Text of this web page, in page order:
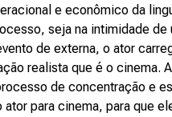
e econômico da
seja na intimidade
de externa, o ator
realista que é o cinema.
de concentração e
para cinema, para que